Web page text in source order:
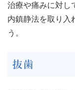
治療や痛みに対し
内鎮静法を取り入
う。
抜歯